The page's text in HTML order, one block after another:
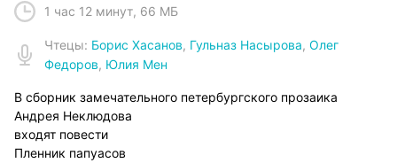
1 час 12 минут, 66 МБ
Чтецы: Борис Хасанов, Гульназ Насырова, Олег
Федоров, Юлия Мен
В сборник замечательного петербургского прозаика
Андрея Неклюдова
входят повести
Пленник папуасов